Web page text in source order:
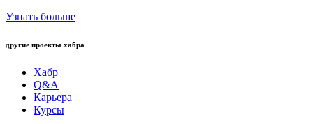
Узнать больше
другие проекты хабра
Хабр
Q&A
Карьера
Курсы